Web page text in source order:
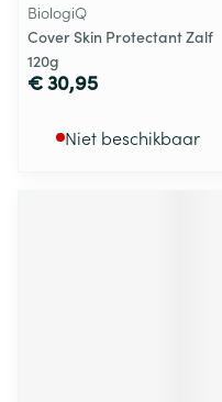
BiologiQ
Cover Skin Protectant Zalf
120g
€ 30,95
Niet beschikbaar